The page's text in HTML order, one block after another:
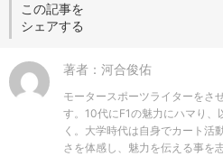
この記事を
シェアする
著者：河合俊佑
モータースポーツライターをさ
す。10代にF1の魅力にハマり
く。大学時代は自身でカート活
さを体感し、魅力を伝える事を